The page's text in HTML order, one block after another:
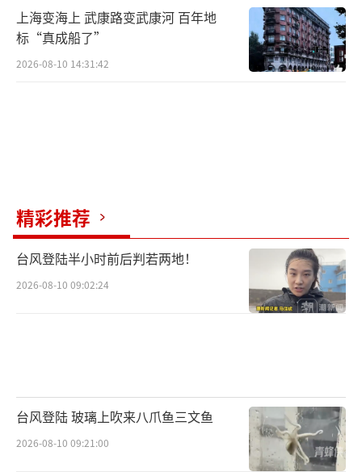
上海变海上 武康路变武康河 百年地
标“真成船了”
2026-08-10 14:31:42
精彩推荐
台风登陆半小时前后判若两地！
2026-08-10 09:02:24
台风登陆 玻璃上吹来八爪鱼三文鱼
2026-08-10 09:21:00